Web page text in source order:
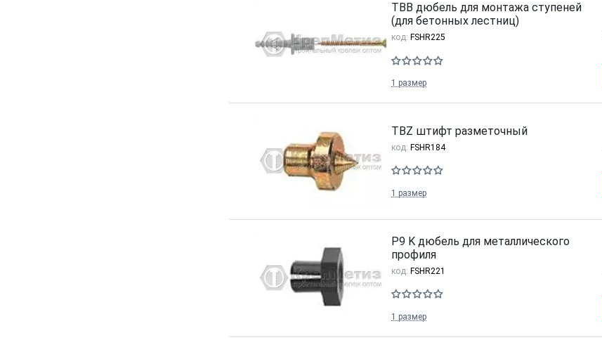
TBB дюбель для монтажа ступеней
(для бетонных лестниц)
код: FSHR225
1 размер
TBZ штифт разметочный
код: FSHR184
1 размер
P9 K дюбель для металлического
профиля
код: FSHR221
1 размер